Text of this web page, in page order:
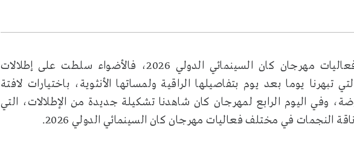
مايزال حضور النجمات طاغيا في فعاليات مهرجان كان السينمائي الدولي 2026، فالأضواء سلطت على إطلالات
تبهرنا يوما بعد يوم بتفاصيلها الراقية ولمساتها الأنثوية، باختيارات لافتة
وفي اليوم الرابع لمهرجان كان شاهدنا تشكيلة جديدة من الإطلالات، التي
النجمات في مختلف فعاليات مهرجان كان السينمائي الدولي 2026.